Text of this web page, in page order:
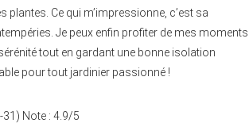
plantes. Ce qui m’impressionne, c’est sa
Je peux enfin profiter de mes moments
tout en gardant une bonne isolation
pour tout jardinier passionné !
) Note : 4.9/5